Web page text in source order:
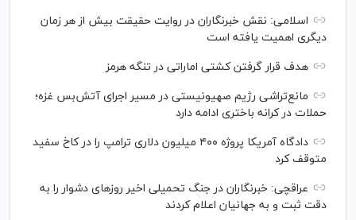
اسلامی: نقش خبرنگاران در روایت حقیقت بیش از هر زمان
دیگری اهمیت یافته است
هدف قرار گرفتن کشتی اماراتی در تنگه هرمز
مانع‌تراشی رژیم صهیونیستی در مسیر اجرای آتش‌بس غزه؛
حملات در کرانه باختری ادامه دارد
دادگاه آمریکا پروژه ۴۰۰ میلیون دلاری ترامپ را در کاخ سفید
متوقف کرد
عراقچی: خبرنگاران در جنگ تحمیلی اخیر روز‌های دشوار را به
دقت ثبت و به جهانیان اعلام کردند